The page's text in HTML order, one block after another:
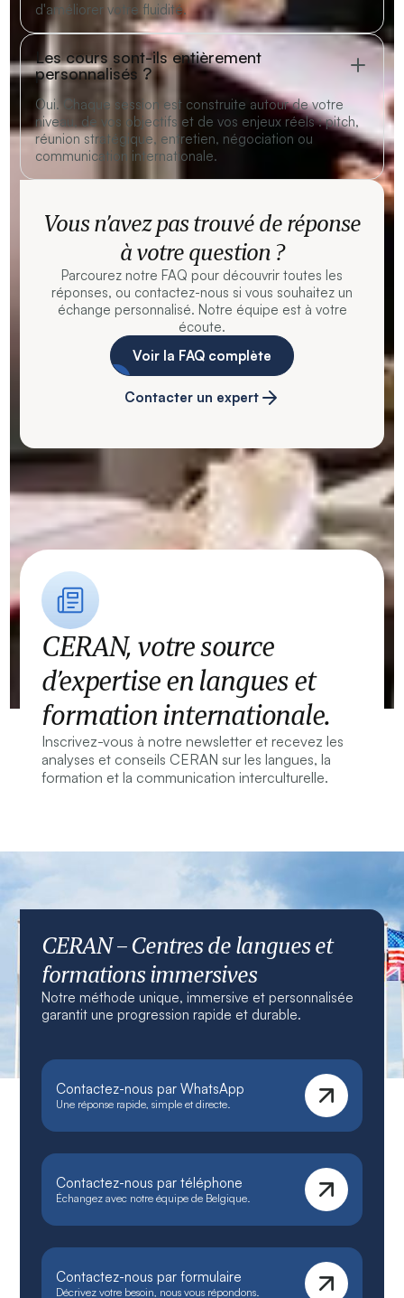
d'améliorer votre fluidité.
Les cours sont-ils entièrement
personnalisés ?
Oui. Chaque session est construite autour de votre
niveau, de vos objectifs et de vos enjeux réels : pitch,
réunion stratégique, entretien, négociation ou
communication internationale.
Vous n’avez pas trouvé de réponse
à votre question ?
Parcourez notre FAQ pour découvrir toutes les
réponses, ou contactez-nous si vous souhaitez un
échange personnalisé. Notre équipe est à votre
écoute.
Voir la FAQ complète
Contacter un expert
CERAN, votre source
d’expertise en langues et
formation internationale.
Inscrivez-vous à notre newsletter et recevez les
analyses et conseils CERAN sur les langues, la
formation et la communication interculturelle.
CERAN – Centres de langues et
formations immersives
Notre méthode unique, immersive et personnalisée
garantit une progression rapide et durable.
Contactez-nous par WhatsApp
Une réponse rapide, simple et directe.
Contactez-nous par téléphone
Échangez avec notre équipe de Belgique.
Contactez-nous par formulaire
Décrivez votre besoin, nous vous répondons.